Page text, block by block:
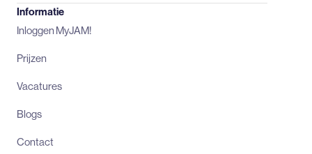
Informatie
Inloggen MyJAM!
Prijzen
Vacatures
Blogs
Contact